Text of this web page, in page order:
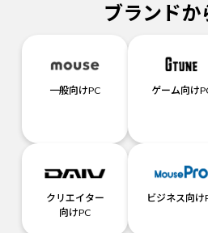
ブランドか
一般向けPC ゲーム向け
クリエイター
向けPC
ビジネス向け